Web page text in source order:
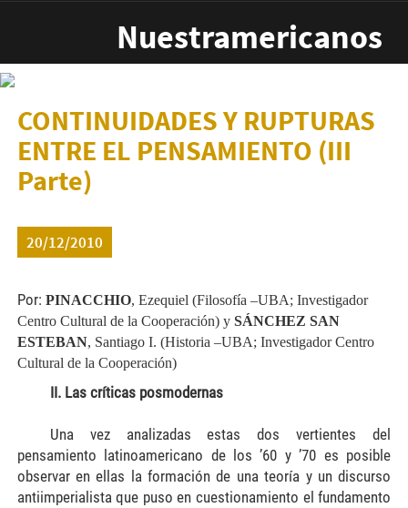
Nuestramericanos
CONTINUIDADES Y RUPTURAS
ENTRE EL PENSAMIENTO (III
Parte)
20/12/2010
Por: PINACCHIO, Ezequiel (Filosofía –UBA; Investigador
Centro Cultural de la Cooperación) y SÁNCHEZ SAN
ESTEBAN, Santiago I. (Historia –UBA; Investigador Centro
Cultural de la Cooperación)
II. Las críticas posmodernas
Una vez analizadas estas dos vertientes del
pensamiento latinoamericano de los ’60 y ’70 es posible
observar en ellas la formación de una teoría y un discurso
antiimperialista que puso en cuestionamiento el fundamento